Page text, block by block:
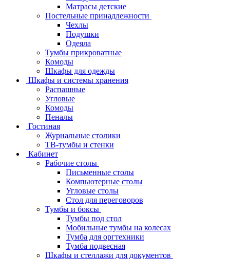
Матрасы детские
Постельные принадлежности
Чехлы
Подушки
Одеяла
Тумбы прикроватные
Комоды
Шкафы для одежды
Шкафы и системы хранения
Распашные
Угловые
Комоды
Пеналы
Гостиная
Журнальные столики
ТВ‑тумбы и стенки
Кабинет
Рабочие столы
Письменные столы
Компьютерные столы
Угловые столы
Стол для переговоров
Тумбы и боксы
Тумбы под стол
Мобильные тумбы на колесах
Тумба для оргтехники
Тумба подвесная
Шкафы и стеллажи для документов